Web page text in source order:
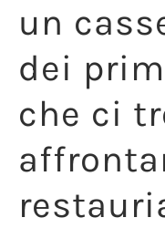
un
dei
che ci